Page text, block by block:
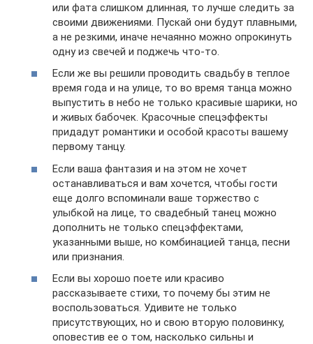
или фата слишком длинная, то лучше следить за
своими движениями. Пускай они будут плавными,
а не резкими, иначе нечаянно можно опрокинуть
одну из свечей и поджечь что-то.
Если же вы решили проводить свадьбу в теплое
время года и на улице, то во время танца можно
выпустить в небо не только красивые шарики, но
и живых бабочек. Красочные спецэффекты
придадут романтики и особой красоты вашему
первому танцу.
Если ваша фантазия и на этом не хочет
останавливаться и вам хочется, чтобы гости
еще долго вспоминали ваше торжество с
улыбкой на лице, то свадебный танец можно
дополнить не только спецэффектами,
указанными выше, но комбинацией танца, песни
или признания.
Если вы хорошо поете или красиво
рассказываете стихи, то почему бы этим не
воспользоваться. Удивите не только
присутствующих, но и свою вторую половинку,
оповестив ее о том, насколько сильны и